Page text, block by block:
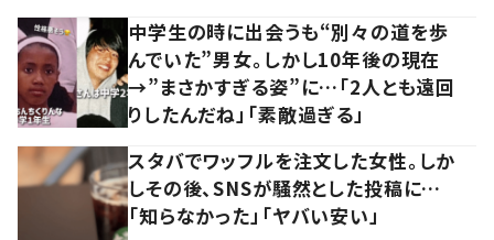
中学生の時に出会うも“別々の道を歩
んでいた”男女。しかし10年後の現在
→”まさかすぎる姿”に…「2人とも遠回
りしたんだね」「素敵過ぎる」
スタバでワッフルを注文した女性。しか
しその後、SNSが騒然とした投稿に…
「知らなかった」「ヤバい安い」